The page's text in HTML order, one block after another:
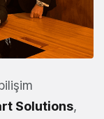
Solutions,